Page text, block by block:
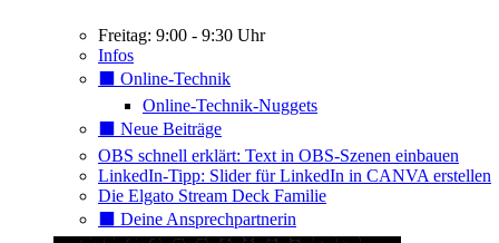
Freitag: 9:00 - 9:30 Uhr
Infos
⬛️ Online-Technik
Online-Technik-Nuggets
⬛️ Neue Beiträge
OBS schnell erklärt: Text in OBS-Szenen einbauen
LinkedIn-Tipp: Slider für LinkedIn in CANVA erstellen
Die Elgato Stream Deck Familie
⬛️ Deine Ansprechpartnerin